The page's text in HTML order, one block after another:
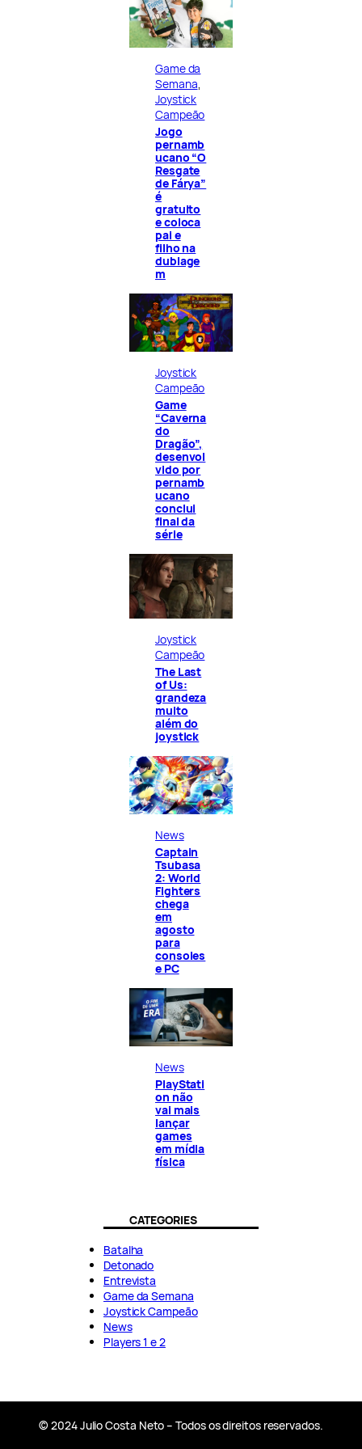
Game da
Semana
Joystick
Campeão
Jogo
pernamb
ucano “O
Resgate
de Fárya”
é
gratuito
e coloca
pai e
filho na
dublage
m
Joystick
Campeão
Game
“Caverna
do
Dragão”,
desenvol
vido por
pernamb
ucano
conclui
final da
série
Joystick
Campeão
The Last
of Us:
grandeza
muito
além do
joystick
News
Captain
Tsubasa
2: World
Fighters
chega
em
agosto
para
consoles
e PC
News
PlayStati
on não
vai mais
lançar
games
em mídia
física
CATEGORIES
Batalha
Detonado
Entrevista
Game da Semana
Joystick Campeão
News
Players 1 e 2
© 2024 Julio Costa Neto – Todos os direitos reservados.